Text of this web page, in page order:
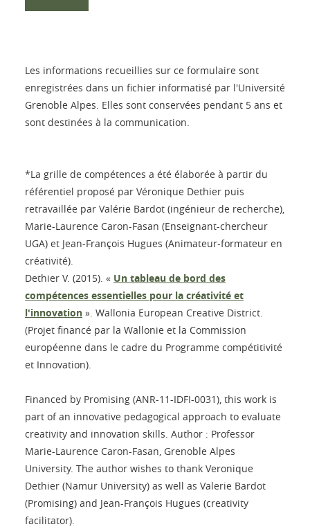
Les informations recueillies sur ce formulaire sont
enregistrées dans un fichier informatisé par l'Université
Grenoble Alpes. Elles sont conservées pendant 5 ans et
sont destinées à la communication.
*La grille de compétences a été élaborée à partir du
référentiel proposé par Véronique Dethier puis
retravaillée par Valérie Bardot (ingénieur de recherche),
Marie-Laurence Caron-Fasan (Enseignant-chercheur
UGA) et Jean-François Hugues (Animateur-formateur en
créativité).
Dethier V. (2015). « Un tableau de bord des
compétences essentielles pour la créativité et
l'innovation ». Wallonia European Creative District.
(Projet financé par la Wallonie et la Commission
européenne dans le cadre du Programme compétitivité
et Innovation).
Financed by Promising (ANR-11-IDFI-0031), this work is
part of an innovative pedagogical approach to evaluate
creativity and innovation skills. Author : Professor
Marie-Laurence Caron-Fasan, Grenoble Alpes
University. The author wishes to thank Veronique
Dethier (Namur University) as well as Valerie Bardot
(Promising) and Jean-François Hugues (creativity
facilitator).